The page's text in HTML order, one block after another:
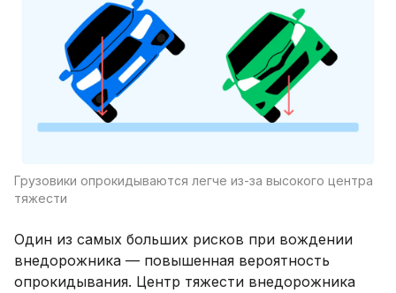
Грузовики опрокидываются легче из-за высокого центра
тяжести
Один из самых больших рисков при вождении
внедорожника — повышенная вероятность
опрокидывания. Центр тяжести внедорожника